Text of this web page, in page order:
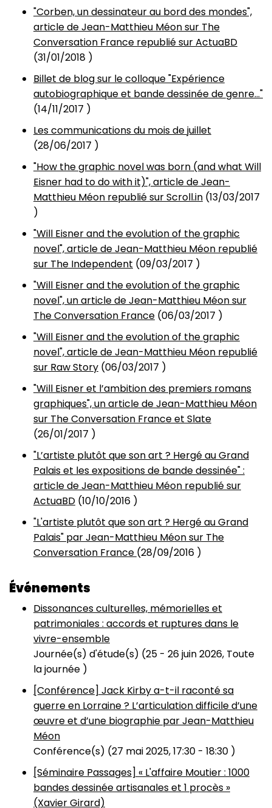
"Corben, un dessinateur au bord des mondes",
article de Jean-Matthieu Méon sur The
Conversation France republié sur ActuaBD
(31/01/2018 )
Billet de blog sur le colloque "Expérience
autobiographique et bande dessinée de genre…"
(14/11/2017 )
Les communications du mois de juillet
(28/06/2017 )
"How the graphic novel was born (and what Will
Eisner had to do with it)", article de Jean-
Matthieu Méon republié sur Scroll.in (13/03/2017
)
"Will Eisner and the evolution of the graphic
novel", article de Jean-Matthieu Méon republié
sur The Independent (09/03/2017 )
"Will Eisner and the evolution of the graphic
novel", un article de Jean-Matthieu Méon sur
The Conversation France (06/03/2017 )
"Will Eisner and the evolution of the graphic
novel", article de Jean-Matthieu Méon republié
sur Raw Story (06/03/2017 )
"Will Eisner et l’ambition des premiers romans
graphiques", un article de Jean-Matthieu Méon
sur The Conversation France et Slate
(26/01/2017 )
"L’artiste plutôt que son art ? Hergé au Grand
Palais et les expositions de bande dessinée" :
article de Jean-Matthieu Méon republié sur
ActuaBD (10/10/2016 )
"L'artiste plutôt que son art ? Hergé au Grand
Palais" par Jean-Matthieu Méon sur The
Conversation France (28/09/2016 )
Événements
Dissonances culturelles, mémorielles et
patrimoniales : accords et ruptures dans le
vivre-ensemble
Journée(s) d'étude(s) (25 - 26 juin 2026, Toute
la journée )
[Conférence] Jack Kirby a-t-il raconté sa
guerre en Lorraine ? L’articulation difficile d’une
œuvre et d’une biographie par Jean-Matthieu
Méon
Conférence(s) (27 mai 2025, 17:30 - 18:30 )
[Séminaire Passages] « L'affaire Moutier : 1000
bandes dessinée artisanales et 1 procès »
(Xavier Girard)